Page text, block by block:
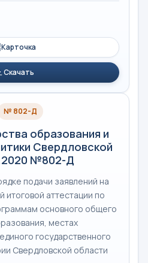
Карточка
Скачать
№ 802-Д
образования и
Свердловской
№802-Д
подачи заявлений на
итоговой аттестации по
основного общего
местах
государственного
Свердловской области